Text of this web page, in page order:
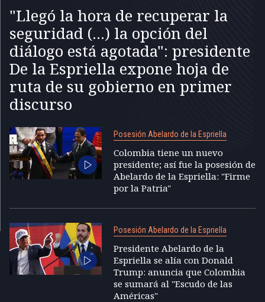
"Llegó la hora de recuperar la
seguridad (...) la opción del
diálogo está agotada": presidente
De la Espriella expone hoja de
ruta de su gobierno en primer
discurso
Posesión Abelardo de la Espriella
Colombia tiene un nuevo
presidente; así fue la posesión de
Abelardo de la Espriella: "Firme
por la Patria"
Posesión Abelardo de la Espriella
Presidente Abelardo de la
Espriella se alía con Donald
Trump: anuncia que Colombia
se sumará al "Escudo de las
Américas"